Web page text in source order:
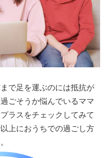
で足を運ぶのには抵抗が
ごそうか悩んでいるママ
ラスをチェックしてみて
上におうちでの過ごし方